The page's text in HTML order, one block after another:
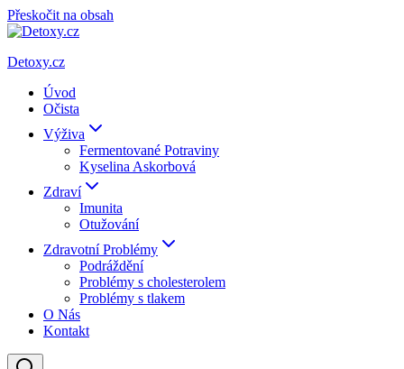
Přeskočit na obsah
Detoxy.cz
Úvod
Očista
Výživa
Fermentované Potraviny
Kyselina Askorbová
Zdraví
Imunita
Otužování
Zdravotní Problémy
Podráždění
Problémy s cholesterolem
Problémy s tlakem
O Nás
Kontakt